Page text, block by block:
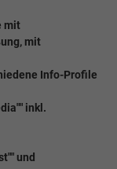
mit
mit
Info-Profile
inkl.
und